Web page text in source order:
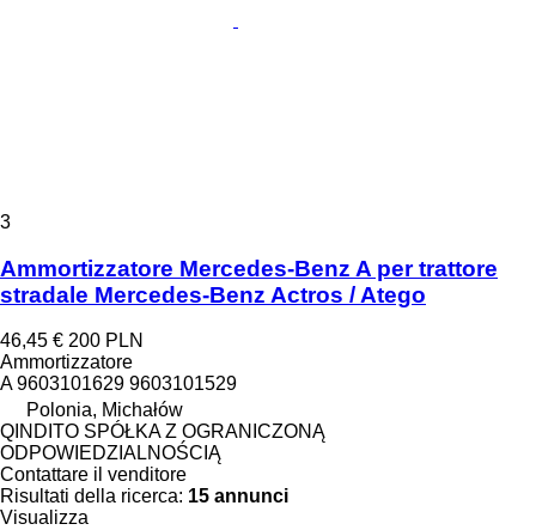
3
Ammortizzatore Mercedes-Benz A per trattore
stradale Mercedes-Benz Actros / Atego
46,45 € 200 PLN
Ammortizzatore
A 9603101629 9603101529
Polonia, Michałów
QINDITO SPÓŁKA Z OGRANICZONĄ
ODPOWIEDZIALNOŚCIĄ
Contattare il venditore
Risultati della ricerca: 15 annunci
Visualizza